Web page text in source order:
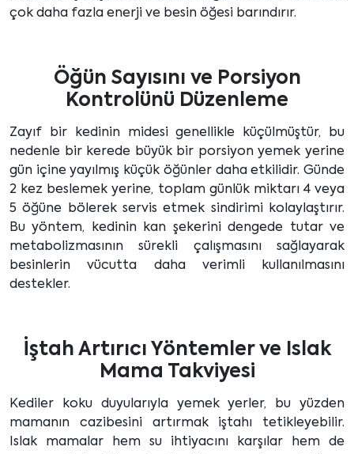
çok daha fazla enerji ve besin öğesi barındırır.
Öğün Sayısını ve Porsiyon
Kontrolünü Düzenleme
Zayıf bir kedinin midesi genellikle küçülmüştür, bu
nedenle bir kerede büyük bir porsiyon yemek yerine
gün içine yayılmış küçük öğünler daha etkilidir. Günde
2 kez beslemek yerine, toplam günlük miktarı 4 veya
5 öğüne bölerek servis etmek sindirimi kolaylaştırır.
Bu yöntem, kedinin kan şekerini dengede tutar ve
metabolizmasının sürekli çalışmasını sağlayarak
besinlerin vücutta daha verimli kullanılmasını
destekler.
İştah Artırıcı Yöntemler ve Islak
Mama Takviyesi
Kediler koku duyularıyla yemek yerler, bu yüzden
mamanın cazibesini artırmak iştahı tetikleyebilir.
Islak mamalar hem su ihtiyacını karşılar hem de